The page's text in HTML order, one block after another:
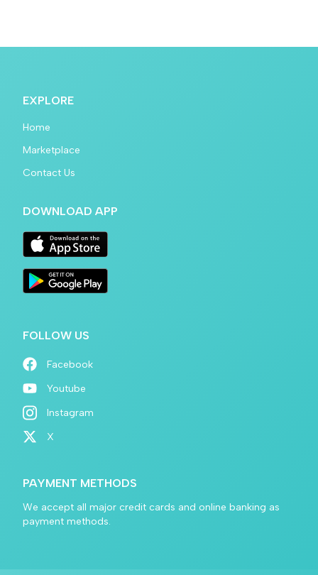
EXPLORE
Home
Marketplace
Contact Us
DOWNLOAD APP
FOLLOW US
Facebook
Youtube
Instagram
X
PAYMENT METHODS
We accept all major credit cards and online banking as
payment methods.